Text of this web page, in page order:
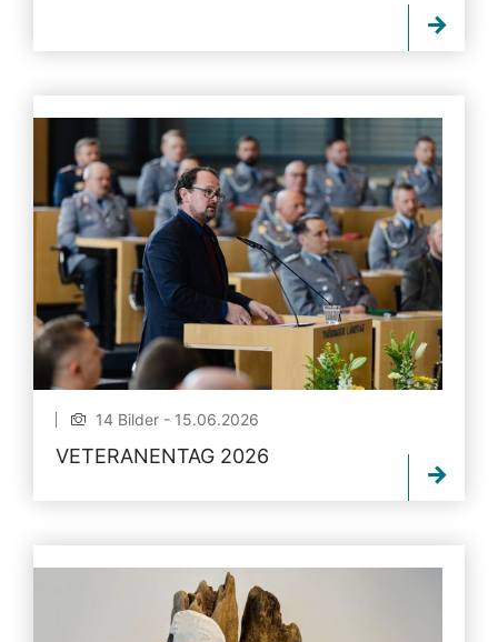
14 Bilder - 15.06.2026
VETERANENTAG 2026